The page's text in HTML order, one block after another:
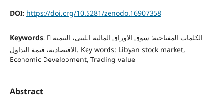
DOI: https://doi.org/10.5281/zenodo.16907358
Keywords:  الكلمات المفتاحية: سوق الاوراق المالية الليبي، التنمية
الاقتصادية، قيمة التداول. Key words: Libyan stock market,
Economic Development, Trading value
Abstract